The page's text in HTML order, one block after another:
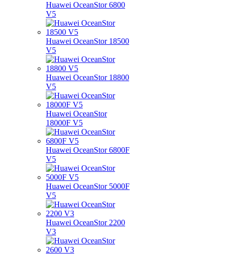
Huawei OceanStor 6800
V5
Huawei OceanStor 18500
V5
Huawei OceanStor 18800
V5
Huawei OceanStor
18000F V5
Huawei OceanStor 6800F
V5
Huawei OceanStor 5000F
V5
Huawei OceanStor 2200
V3